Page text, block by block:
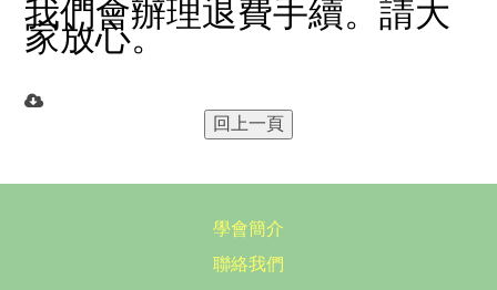
我們會辦理退費手續。請大
家放心。
學會簡介
聯絡我們